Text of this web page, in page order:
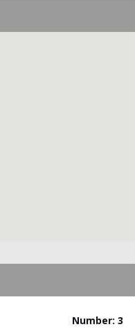
Number: 3